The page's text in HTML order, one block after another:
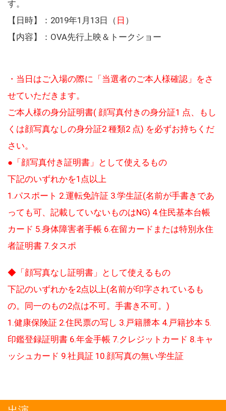
す。
【日時】：2019年1月13日（ 日 ）
【内容】：OVA先行上映＆トークショー
・当日はご入場の際に「当選者のご本人様確認」をさ
せていただきます。
ご本人様の身分証明書( 顔写真付きの身分証1 点、もし
くは顔写真なしの身分証2 種類2 点) を必ずお持ちくだ
さい。
●「顔写真付き証明書」として使えるもの
下記のいずれかを1点以上
1.パスポート 2.運転免許証 3.学生証(名前が手書きであ
っても可、記載していないものはNG) 4.住民基本台帳
カード 5.身体障害者手帳 6.在留カードまたは特別永住
者証明書 7.タスポ
◆「顔写真なし証明書」として使えるもの
下記のいずれかを2点以上(名前が印字されているも
の。同一のもの2点は不可。手書き不可。)
1.健康保険証 2.住民票の写し 3.戸籍謄本 4.戸籍抄本 5.
印鑑登録証明書 6.年金手帳 7.クレジットカード 8.キャ
ッシュカード 9.社員証 10.顔写真の無い学生証